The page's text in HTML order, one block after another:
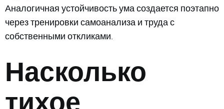
Аналогичная устойчивость ума создается поэтапно
через тренировки самоанализа и труда с
собственными откликами.
Насколько